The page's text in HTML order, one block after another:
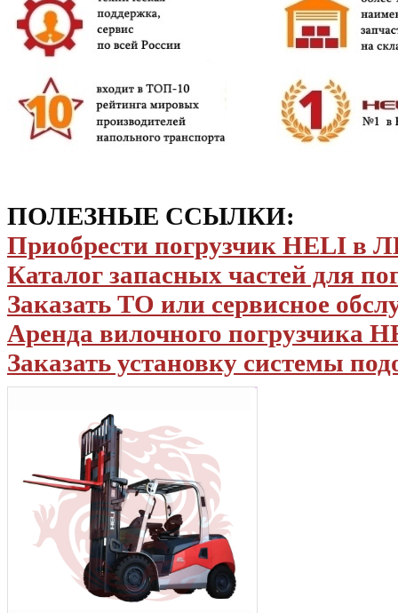
ПОЛЕЗНЫЕ ССЫЛКИ:
Приобрести погрузчик HELI в
Каталог запасных частей для
Заказать ТО или сервисное
Аренда вилочного погрузчика
Заказать установку системы